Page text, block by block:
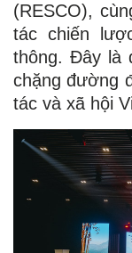
(RESCO),
tác chiến
thông. Đây là
chặng đường
tác và xã hội